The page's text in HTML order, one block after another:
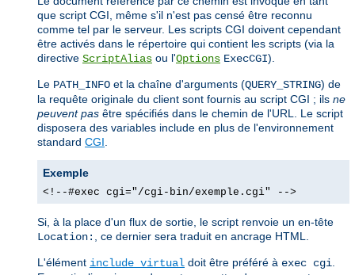
que script CGI, même s'il n'est pas censé être reconnu
comme tel par le serveur. Les scripts CGI doivent cependant
être activés dans le répertoire qui contient les scripts (via la
directive ScriptAlias ou l'Options ExecCGI).
Le PATH_INFO et la chaîne d'arguments (QUERY_STRING) de
la requête originale du client sont fournis au script CGI ; ils ne
peuvent pas être spécifiés dans le chemin de l'URL. Le script
disposera des variables include en plus de l'environnement
standard CGI.
Exemple
<!--#exec cgi="/cgi-bin/exemple.cgi" -->
Si, à la place d'un flux de sortie, le script renvoie un en-tête
Location: , ce dernier sera traduit en ancrage HTML.
L'élément include virtual doit être préféré à exec cgi.